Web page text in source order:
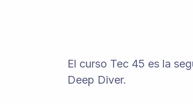
El curso Tec 45 es la
Deep Diver.